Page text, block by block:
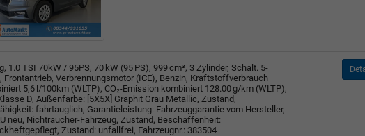
1.0 TSI 70kW / 95PS, 70 kW (95 PS), 999 cm³, 3 Zylinder, Schalt. 5-
Frontantrieb, Verbrennungsmotor (ICE), Benzin, Kraftstoffverbrauch
5,6 l/100km (WLTP), CO₂-Emission kombiniert 128.00 g/km (WLTP),
D, Außenfarbe: [5X5X] Graphit Grau Metallic, Zustand,
fahrtauglich, Garantieleistung: Fahrzeuggarantie vom Hersteller,
neu, Nichtraucher-Fahrzeug, Zustand, Beschaffenheit:
Zustand: unfallfrei, Fahrzeugnr.: 383504